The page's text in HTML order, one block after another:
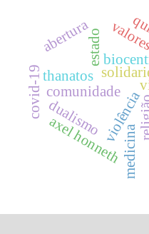
violência
axel honneth
estado
comunidade
medicina
dualismo
thanatos
covid-19
abertura